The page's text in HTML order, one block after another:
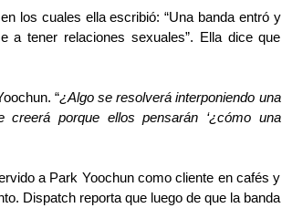
los cuales ella escribió: “Una banda entró y
a tener relaciones sexuales”. Ella dice que
“¿Algo se resolverá interponiendo una
creerá porque ellos pensarán ‘¿cómo una
a Park Yoochun como cliente en cafés y
Dispatch reporta que luego de que la banda